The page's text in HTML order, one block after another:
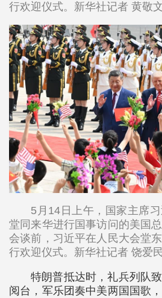
行欢迎仪式。新华社记者 黄敬
5月14日上午，国家主席
堂同来华进行国事访问的美国
会谈前，习近平在人民大会堂
行欢迎仪式。新华社记者 饶爱
特朗普抵达时，礼兵列队
阅台，军乐团奏中美两国国歌